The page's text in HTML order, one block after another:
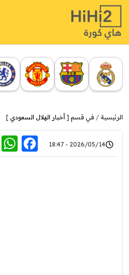
الرئيسية في قسم [ أخبار الهلال السعودي ]
2026/05/14 - 18:47